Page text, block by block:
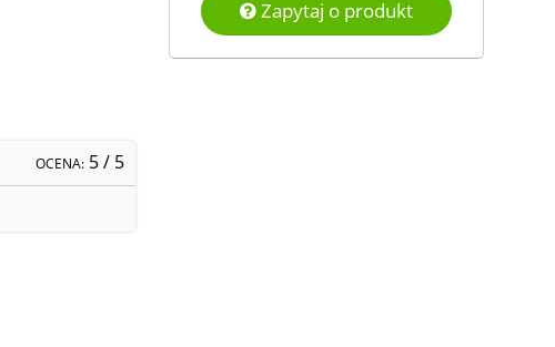
OCENA: 5/ 5
Zapytaj o produkt